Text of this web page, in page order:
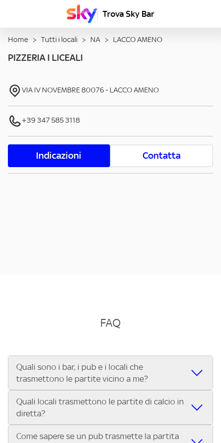
Trova Sky Bar
Home > Tutti i locali > NA > LACCO AMENO
PIZZERIA I LICEALI
VIA IV NOVEMBRE80076- LACCO AMENO
+39 347 585 3118
Indicazioni Contatta
FAQ
Quali sono i bar, i pub e i locali che
trasmettono le partite vicino a me?
Se cerchi un bar, pub, ristorante o locale vicino a te per
vedere le partite di Serie A ENILIVE, la Serie C Sky Wifi, la
UEFA Champions League, la UEFA Europa League, la UEFA
Conference League, il Tennis, la Formula 1®, la MotoGP™ e
Quali locali trasmettono le partite di calcio in
diretta?
Vuoi sapere quali bar, pub o ristoranti mostrano le partite
Come sapere se un pub trasmette la partita